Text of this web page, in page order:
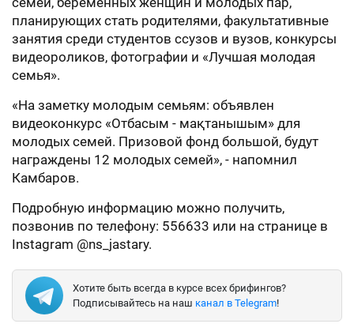
планирующих стать родителями, факультативные
занятия среди студентов ссузов и вузов, конкурсы
видеороликов, фотографии и «Лучшая молодая
семья».
«На заметку молодым семьям: объявлен
видеоконкурс «Отбасым - мақтанышым» для
молодых семей. Призовой фонд большой, будут
награждены 12 молодых семей», - напомнил
Камбаров.
Подробную информацию можно получить,
позвонив по телефону: 556633 или на странице в
Instagram @ns_jastary.
Хотите быть всегда в курсе всех брифингов?
Подписывайтесь на наш канал в Telegram!